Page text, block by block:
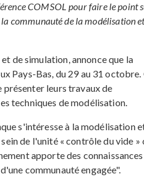
COMSOL pour faire le point
communauté de la modélisation
de simulation, annonce que la
Pays-Bas, du 29 au 31 octobre.
présenter leurs travaux de
techniques de modélisation.
s'intéresse à la modélisation
de l'unité « contrôle du vide »
apporte des connaissances
communauté engagée".